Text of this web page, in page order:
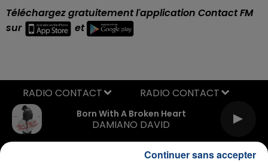
Téléchargez gratuitement l'application Contact FM
sur
et
Born With A Broken Heart
DAMIANO DAVID
RADIO CONTACT
Continuer sans accepter